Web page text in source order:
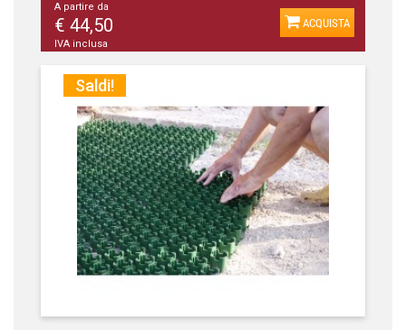
A partire da
€ 44,50
IVA inclusa
ACQUISTA
Saldi!